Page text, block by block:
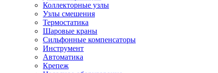
Коллекторные узлы
Узлы смешения
Термостатика
Шаровые краны
Сильфонные компенсаторы
Инструмент
Автоматика
Крепеж